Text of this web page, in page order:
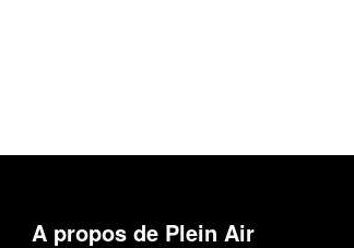
A propos de Plein Air